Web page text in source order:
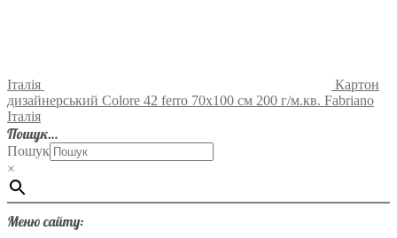
Італія
Картон
дизайнерський Colore 42 ferro 70х100 см 200 г/м.кв. Fabriano
Італія
Пошук…
Пошук
×
Меню сайту: